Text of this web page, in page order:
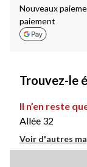
Nouveaux
paiement
Trouvez-le
Il n’en reste
Allée 32
Voir d'autres